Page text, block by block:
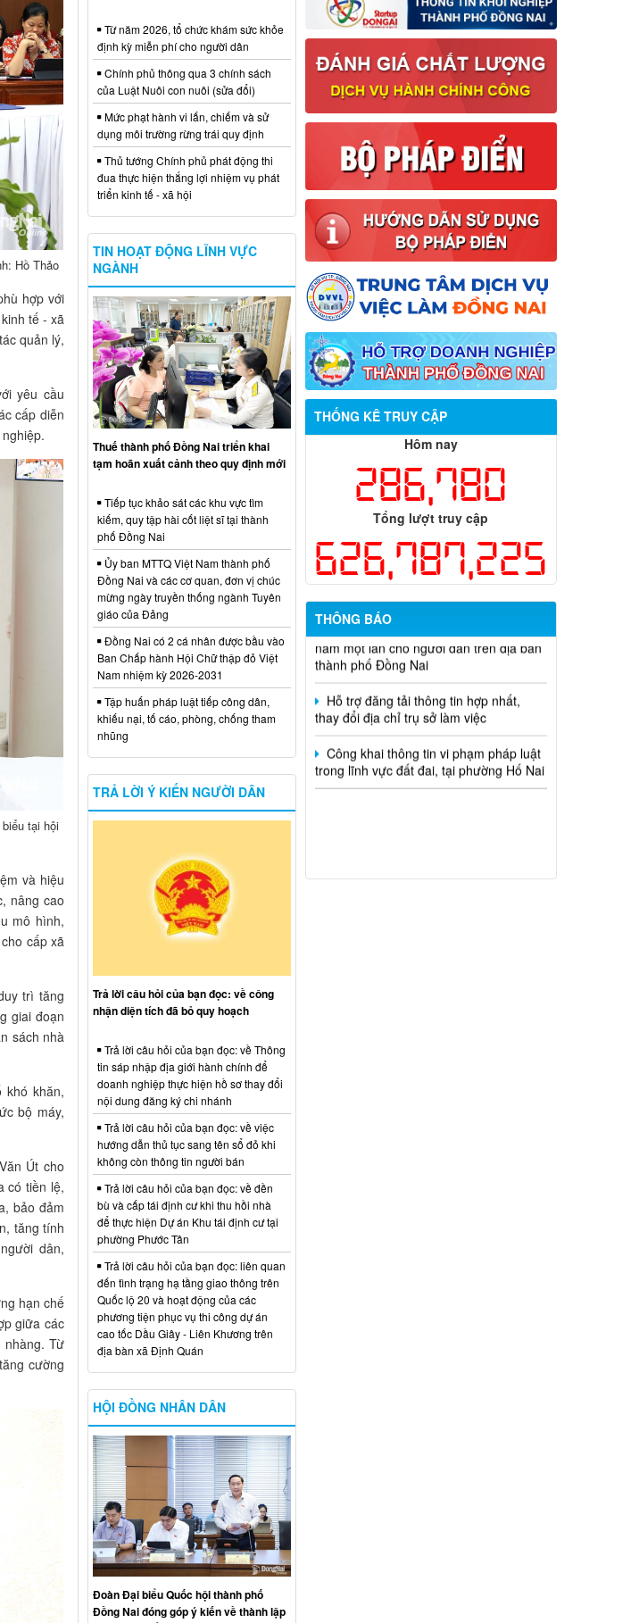
Hồ Thảo
hợp với
tế - xã
quản lý,
yêu cầu
cấp diễn
tại hội
và hiệu
nâng cao
mô hình,
cấp xã
trì tăng
giai đoạn
sách nhà
khó khăn,
bộ máy,
Út cho
có tiền lệ,
bảo đảm
tăng tính
dân,
hạn chế
giữa các
Từ
cường
THỐNG KÊ TRUY CẬP
Hôm nay
286,780
Tổng lượt truy cập
626,787,225
THÔNG BÁO
Thông báo về việc tuyển dụng viên
chức năm 2026
Thông báo tuyển chọn tổ chức và cá
nhân chủ trì thực hiện nhiệm vụ khoa
học và công nghệ cấp thành phố sử
dụng ngân sách nhà nước đặt hàng thực
hiện năm 2026 (đợt 1) lần 3
Kế hoạch Thông tin, tuyên truyền triển
khai Kế hoạch Khám sức khỏe định kỳ
hoặc khám sàng lọc miễn phí ít nhất mỗi
năm một lần cho người dân trên địa bàn
thành phố Đồng Nai
Hỗ trợ đăng tải thông tin hợp nhất,
thay đổi địa chỉ trụ sở làm việc
Công khai thông tin vi phạm pháp luật
trong lĩnh vực đất đai, tại phường Hố Nai
Từ năm 2026, tổ chức khám sức khỏe
định kỳ miễn phí cho người dân
Chính phủ thông qua 3 chính sách
của Luật Nuôi con nuôi (sửa đổi)
Mức phạt hành vi lấn, chiếm và sử
dụng môi trường rừng trái quy định
Thủ tướng Chính phủ phát động thi
đua thực hiện thắng lợi nhiệm vụ phát
triển kinh tế - xã hội
TIN HOẠT ĐỘNG LĨNH VỰC
NGÀNH
Thuế thành phố Đồng Nai triển khai
tạm hoãn xuất cảnh theo quy định mới
Tiếp tục khảo sát các khu vực tìm
kiếm, quy tập hài cốt liệt sĩ tại thành
phố Đồng Nai
Ủy ban MTTQ Việt Nam thành phố
Đồng Nai và các cơ quan, đơn vị chúc
mừng ngày truyền thống ngành Tuyên
giáo của Đảng
Đồng Nai có 2 cá nhân được bầu vào
Ban Chấp hành Hội Chữ thập đỏ Việt
Nam nhiệm kỳ 2026-2031
Tập huấn pháp luật tiếp công dân,
khiếu nại, tố cáo, phòng, chống tham
nhũng
TRẢ LỜI Ý KIẾN NGƯỜI DÂN
Trả lời câu hỏi của bạn đọc: về công
nhận diện tích đã bỏ quy hoạch
Trả lời câu hỏi của bạn đọc: về Thông
tin sáp nhập địa giới hành chính để
doanh nghiệp thực hiện hồ sơ thay đổi
nội dung đăng ký chi nhánh
Trả lời câu hỏi của bạn đọc: về việc
hướng dẫn thủ tục sang tên sổ đỏ khi
không còn thông tin người bán
Trả lời câu hỏi của bạn đọc: về đền
bù và cấp tái định cư khi thu hồi nhà
để thực hiện Dự án Khu tái định cư tại
phường Phước Tân
Trả lời câu hỏi của bạn đọc: liên quan
đến tình trạng hạ tầng giao thông trên
Quốc lộ 20 và hoạt động của các
phương tiện phục vụ thi công dự án
cao tốc Dầu Giây - Liên Khương trên
địa bàn xã Định Quán
HỘI ĐỒNG NHÂN DÂN
Đoàn Đại biểu Quốc hội thành phố
Đồng Nai đóng góp ý kiến về thành lập